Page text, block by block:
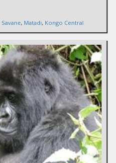
Savane, Matadi, Kongo Central